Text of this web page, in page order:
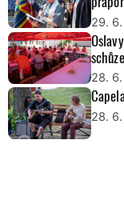
29.
schůze
28.
28.